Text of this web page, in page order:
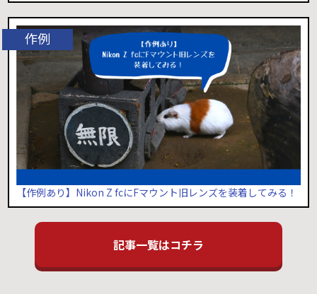
【作例あり】Nikon Z fcにFマウント旧レンズを装着してみる！
記事一覧はコチラ